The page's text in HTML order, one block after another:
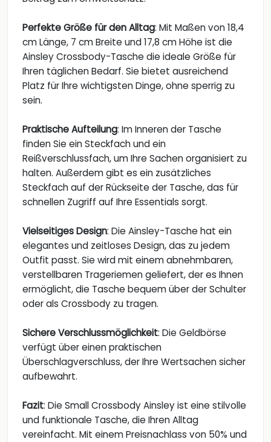
Perfekte Größe für den Alltag: Mit Maßen von 18,4
cm Länge, 7 cm Breite und 17,8 cm Höhe ist die
Ainsley Crossbody-Tasche die ideale Größe für
Ihren täglichen Bedarf. Sie bietet ausreichend
Platz für Ihre wichtigsten Dinge, ohne sperrig zu
sein.
Praktische Aufteilung: Im Inneren der Tasche
finden Sie ein Steckfach und ein
Reißverschlussfach, um Ihre Sachen organisiert zu
halten. Außerdem gibt es ein zusätzliches
Steckfach auf der Rückseite der Tasche, das für
schnellen Zugriff auf Ihre Essentials sorgt.
Vielseitiges Design: Die Ainsley-Tasche hat ein
elegantes und zeitloses Design, das zu jedem
Outfit passt. Sie wird mit einem abnehmbaren,
verstellbaren Trageriemen geliefert, der es Ihnen
ermöglicht, die Tasche bequem über der Schulter
oder als Crossbody zu tragen.
Sichere Verschlussmöglichkeit: Die Geldbörse
verfügt über einen praktischen
Überschlagverschluss, der Ihre Wertsachen sicher
aufbewahrt.
Fazit: Die Small Crossbody Ainsley ist eine stilvolle
und funktionale Tasche, die Ihren Alltag
vereinfacht. Mit einem Preisnachlass von 50% und